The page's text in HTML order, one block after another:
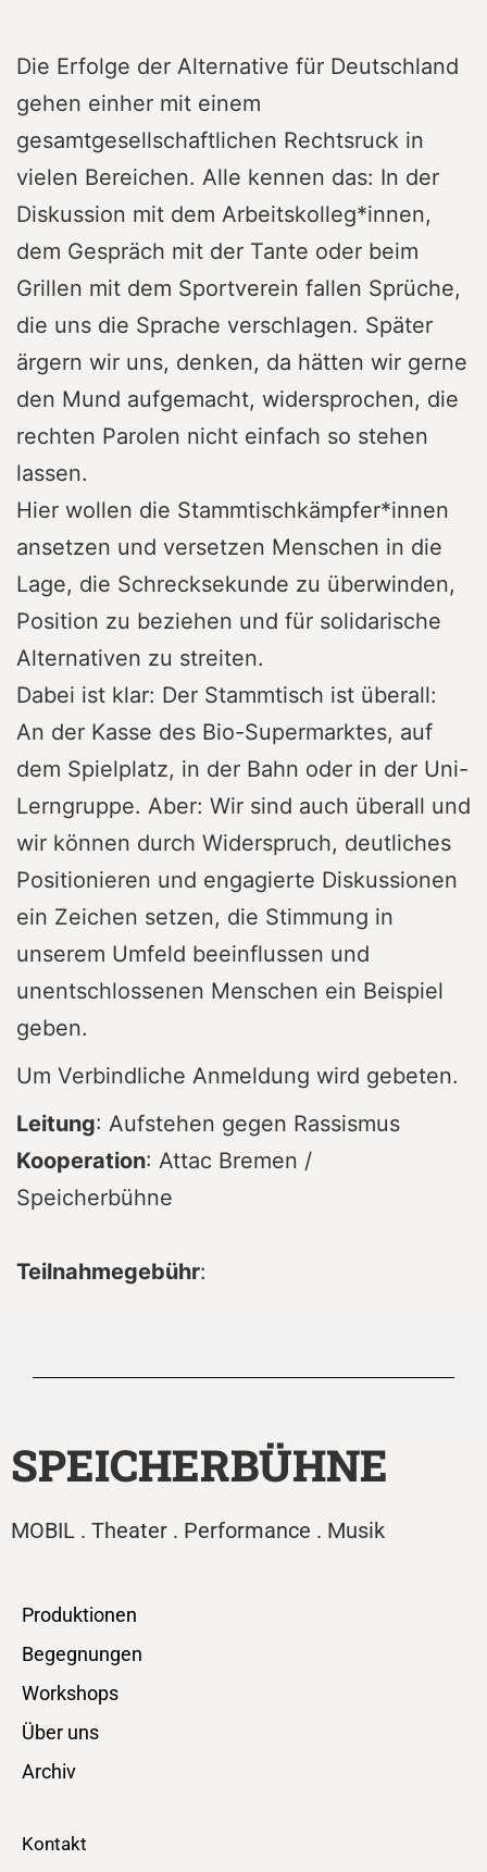
Die Erfolge der Alternative für Deutschland
gehen einher mit einem
gesamtgesellschaftlichen Rechtsruck in
vielen Bereichen. Alle kennen das: In der
Diskussion mit dem Arbeitskolleg*innen,
dem Gespräch mit der Tante oder beim
Grillen mit dem Sportverein fallen Sprüche,
die uns die Sprache verschlagen. Später
ärgern wir uns, denken, da hätten wir gerne
den Mund aufgemacht, widersprochen, die
rechten Parolen nicht einfach so stehen
lassen.
Hier wollen die Stammtischkämpfer*innen
ansetzen und versetzen Menschen in die
Lage, die Schrecksekunde zu überwinden,
Position zu beziehen und für solidarische
Alternativen zu streiten.
Dabei ist klar: Der Stammtisch ist überall:
An der Kasse des Bio-Supermarktes, auf
dem Spielplatz, in der Bahn oder in der Uni-
Lerngruppe. Aber: Wir sind auch überall und
wir können durch Widerspruch, deutliches
Positionieren und engagierte Diskussionen
ein Zeichen setzen, die Stimmung in
unserem Umfeld beeinflussen und
unentschlossenen Menschen ein Beispiel
geben.
Um Verbindliche Anmeldung wird gebeten.
Leitung: Aufstehen gegen Rassismus
Kooperation: Attac Bremen /
Speicherbühne
Teilnahmegebühr:
SPEICHERBÜHNE
MOBIL . Theater . Performance . Musik
Produktionen
Begegnungen
Workshops
Über uns
Archiv
Kontakt